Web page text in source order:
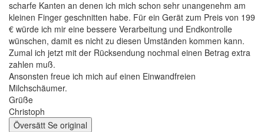
scharfe Kanten an denen ich mich schon sehr unangenehm am
kleinen Finger geschnitten habe. Für ein Gerät zum Preis von 199
€ würde ich mir eine bessere Verarbeitung und Endkontrolle
wünschen, damit es nicht zu diesen Umständen kommen kann.
Zumal ich jetzt mit der Rücksendung nochmal einen Betrag extra
zahlen muß.
Ansonsten freue ich mich auf einen Einwandfreien
Milchschäumer.
Grüße
Christoph
Översätt Se original